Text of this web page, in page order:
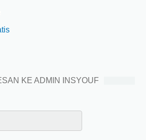
KE ADMIN INSYOUF